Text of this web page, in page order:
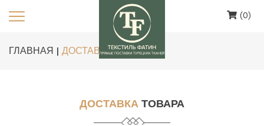
(0)
ГЛАВНАЯ | ДОСТАВКА
ДОСТАВКА ТОВАРА